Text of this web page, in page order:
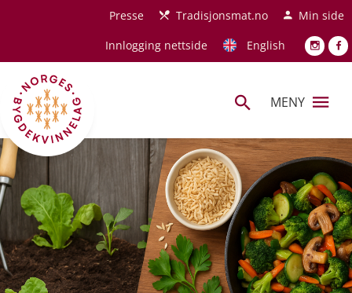
Hopp til hovedinnholdPresse Tradisjonsmat.no
Min side
Innlogging nettside
English
MENY